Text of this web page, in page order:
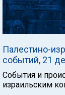
Палестино-
событий, 21
События и
израильским